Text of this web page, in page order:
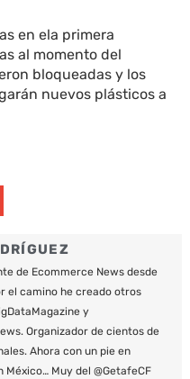
en ela primera
al momento del
bloqueadas y los
nuevos plásticos a
de Ecommerce News desde
el camino he creado otros
y
Organizador de cientos de
Ahora con un pie en
Muy del @GetafeCF